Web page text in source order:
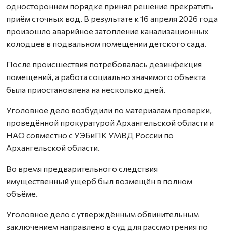
одностороннем порядке принял решение прекратить
приём сточных вод. В результате к 16 апреля 2026 года
произошло аварийное затопление канализационных
колодцев в подвальном помещении детского сада.
После происшествия потребовалась дезинфекция
помещений, а работа социально значимого объекта
была приостановлена на несколько дней.
Уголовное дело возбудили по материалам проверки,
проведённой прокуратурой Архангельской области и
НАО совместно с УЭБиПК УМВД России по
Архангельской области.
Во время предварительного следствия
имущественный ущерб был возмещён в полном
объёме.
Уголовное дело с утверждённым обвинительным
заключением направлено в суд для рассмотрения по